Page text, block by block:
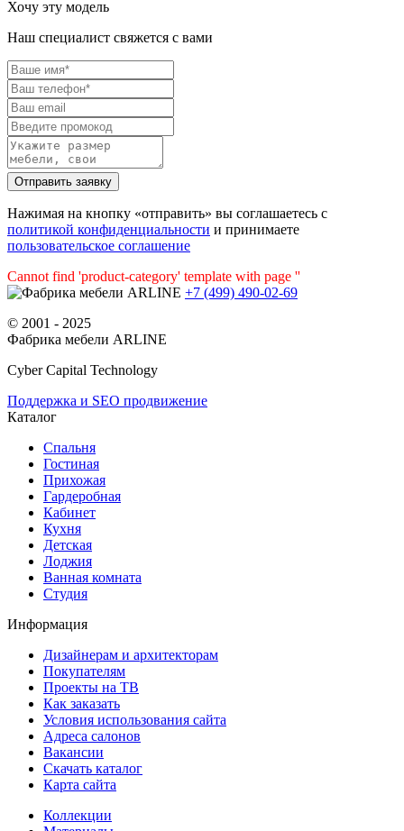
Хочу эту модель
Наш специалист свяжется с вами
Нажимая на кнопку «отправить» вы соглашаетесь с
политикой конфиденциальности и принимаете
пользовательское соглашение
Cannot find 'product-category' template with page ''
+7 (499) 490-02-69
© 2001 - 2025
Фабрика мебели ARLINE
Cyber Capital Technology
Поддержка и SEO продвижение
Каталог
Спальня
Гостиная
Прихожая
Гардеробная
Кабинет
Кухня
Детская
Лоджия
Ванная комната
Студия
Информация
Дизайнерам и архитекторам
Покупателям
Проекты на ТВ
Как заказать
Условия использования сайта
Адреса салонов
Вакансии
Скачать каталог
Карта сайта
Коллекции